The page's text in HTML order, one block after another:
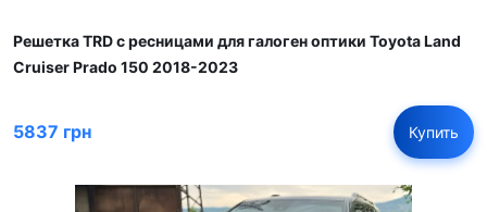
Решетка TRD с ресницами для галоген оптики Toyota Land
Cruiser Prado 150 2018-2023
5837 грн Купить